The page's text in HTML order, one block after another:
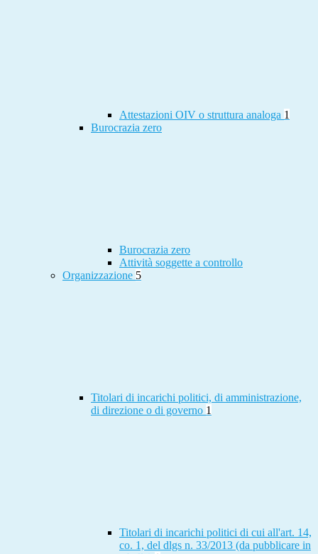
Attestazioni OIV o struttura analoga 1
Burocrazia zero
Burocrazia zero
Attività soggette a controllo
Organizzazione 5
Titolari di incarichi politici, di amministrazione,
di direzione o di governo 1
Titolari di incarichi politici di cui all'art. 14,
co. 1, del dlgs n. 33/2013 (da pubblicare in